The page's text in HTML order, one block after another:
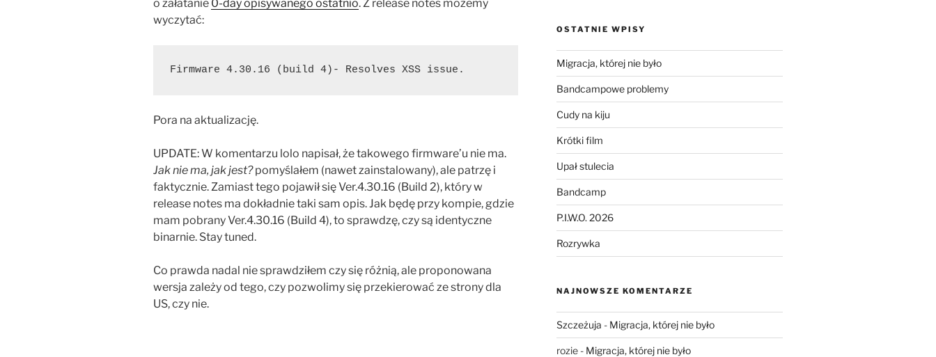
o załatanie 0-day opisywanego ostatnio. Z release notes możemy
wyczytać:
Firmware 4.30.16 (build 4)- Resolves XSS issue.
Pora na aktualizację.
UPDATE: W komentarzu lolo napisał, że takowego firmware’u nie ma.
Jak nie ma, jak jest?pomyślałem (nawet zainstalowany), ale patrzę i
faktycznie. Zamiast tego pojawił się Ver.4.30.16 (Build 2) , który w
release notes ma dokładnie taki sam opis. Jak będę przy kompie, gdzie
mam pobrany Ver.4.30.16 (Build 4) , to sprawdzę, czy są identyczne
binarnie. Stay tuned.
Co prawda nadal nie sprawdziłem czy się różnią, ale proponowana
wersja zależy od tego, czy pozwolimy się przekierować ze strony dla
US, czy nie.
OSTATNIE WPISY
Migracja, której nie było
Bandcampowe problemy
Cudy na kiju
Krótki film
Upał stulecia
Bandcamp
P.I.W.O. 2026
Rozrywka
NAJNOWSZE KOMENTARZE
Szczeżuja - Migracja, której nie było
rozie- Migracja, której nie było